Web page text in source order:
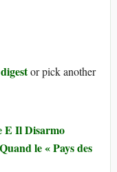
or pick another
E Il Disarmo
le « Pays des